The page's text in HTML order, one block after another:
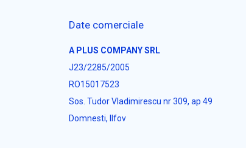
Date comerciale
A PLUS COMPANY SRL
J23/2285/2005
RO15017523
Sos. Tudor Vladimirescu nr 309, ap 49
Domnesti, Ilfov